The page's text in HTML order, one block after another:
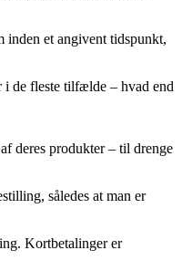
inden et angivent tidspunkt,
i de fleste tilfælde – hvad end
deres produkter – til drenge
således at man er
Kortbetalinger er